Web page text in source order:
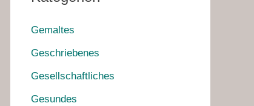
Gemaltes
Geschriebenes
Gesellschaftliches
Gesundes